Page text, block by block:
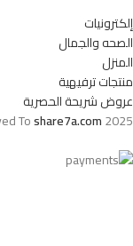
إلكترونيات
الصحه والجمال
المنزل
منتجات ترفيهية
عروض شريحة الحصرية
Toshare7a.com2025.